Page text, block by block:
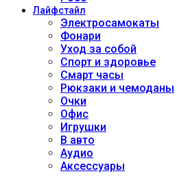
Лайфстайл
Электросамокаты
Фонари
Уход за собой
Спорт и здоровье
Смарт часы
Рюкзаки и чемоданы
Очки
Офис
Игрушки
В авто
Аудио
Аксессуары